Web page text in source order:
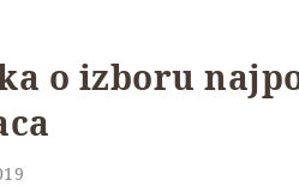
o izboru